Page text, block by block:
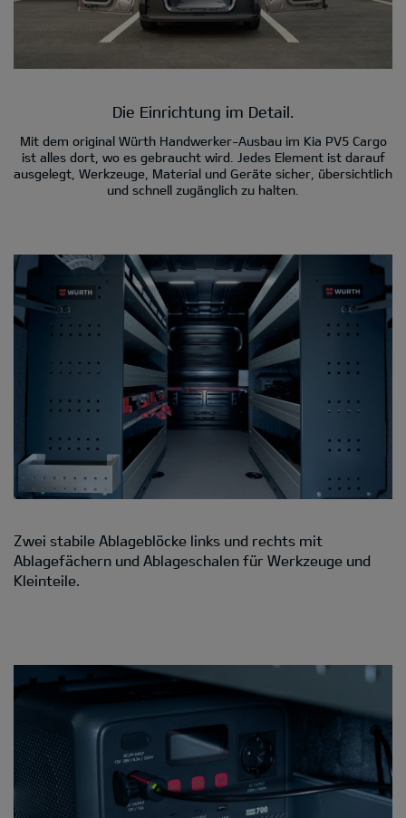
Die Einrichtung im Detail.
Mit dem original Würth Handwerker-Ausbau im Kia PV5 Cargo
ist alles dort, wo es gebraucht wird. Jedes Element ist darauf
ausgelegt, Werkzeuge, Material und Geräte sicher, übersichtlich
und schnell zugänglich zu halten.
Zwei stabile Ablageblöcke links und rechts mit
Ablagefächern und Ablageschalen für Werkzeuge und
Kleinteile.